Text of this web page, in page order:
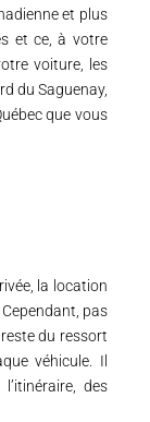
et plus
et ce, à votre
voiture, les
du Saguenay,
que vous
la location
pas
du ressort
véhicule. Il
des